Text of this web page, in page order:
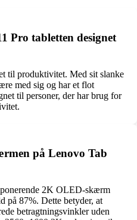
Pro tabletten designet
til produktivitet. Med sit slanke
med sig og har et flot
til personer, der har brug for
på Lenovo Tab
2K OLED-skærm
på 87%. Dette betyder, at
betragtningsvinkler uden